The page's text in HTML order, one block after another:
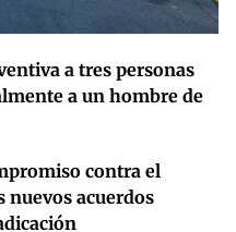
a tres personas
a un hombre de
contra el
nuevos acuerdos